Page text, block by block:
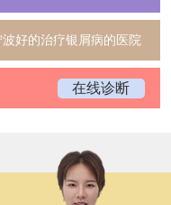
波好的治疗银屑病的医院
在线诊断